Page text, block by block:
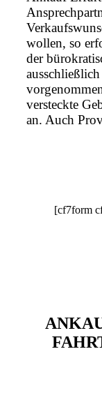
wollen, so
der
versteckte
an. Auch
[cf7form